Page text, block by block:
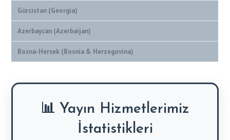
Gürcistan (Georgia)
Azerbaycan (Azerbaijan)
Bosna-Hersek (Bosnia & Herzegovina)
📊 Yayın Hizmetlerimiz
İstatistikleri